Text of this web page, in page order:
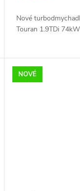
Nové
Touran 1.9TDi
NOVÉ